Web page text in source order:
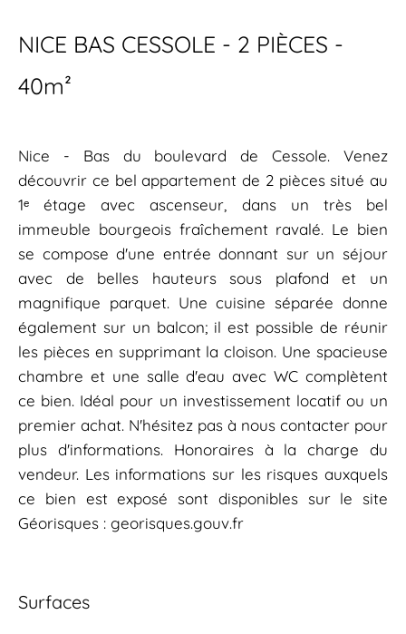
NICE BAS CESSOLE - 2 PIÈCES -
40m²
Nice - Bas du boulevard de Cessole. Venez
découvrir ce bel appartement de 2 pièces situé au
1ᵉ étage avec ascenseur, dans un très bel
immeuble bourgeois fraîchement ravalé. Le bien
se compose d'une entrée donnant sur un séjour
avec de belles hauteurs sous plafond et un
magnifique parquet. Une cuisine séparée donne
également sur un balcon; il est possible de réunir
les pièces en supprimant la cloison. Une spacieuse
chambre et une salle d'eau avec WC complètent
ce bien. Idéal pour un investissement locatif ou un
premier achat. N'hésitez pas à nous contacter pour
plus d'informations. Honoraires à la charge du
vendeur. Les informations sur les risques auxquels
ce bien est exposé sont disponibles sur le site
Géorisques : georisques.gouv.fr
Surfaces